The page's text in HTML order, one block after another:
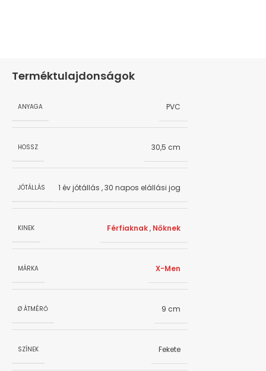
Terméktulajdonságok
ANYAGA PVC
HOSSZ 30,5 cm
JÓTÁLLÁS 1 év jótállás ,30 napos elállási jog
KINEK Férfiaknak, Nőknek
MÁRKA X-Men
Ø ÁTMÉRŐ 9 cm
SZÍNEK Fekete